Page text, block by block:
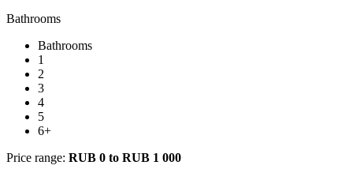
Bathrooms
Bathrooms
1
2
3
4
5
6+
Price range: RUB 0 to RUB 1 000